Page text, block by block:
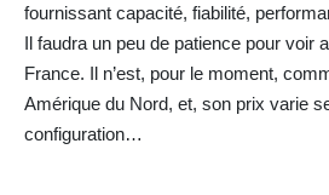
fournissant capacité, fiabilité,
Il faudra un peu de patience pour voir
France. Il n’est, pour le moment,
Amérique du Nord, et, son prix varie
configuration…